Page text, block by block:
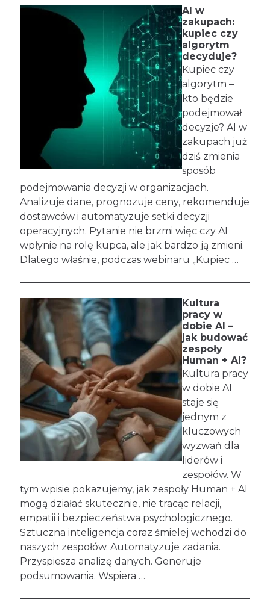
AI w
zakupach:
kupiec czy
algorytm
decyduje?
Kupiec czy
algorytm –
kto będzie
podejmował
decyzje? AI w
zakupach już
dziś zmienia
sposób
podejmowania decyzji w organizacjach.
Analizuje dane, prognozuje ceny, rekomenduje
dostawców i automatyzuje setki decyzji
operacyjnych. Pytanie nie brzmi więc czy AI
wpłynie na rolę kupca, ale jak bardzo ją zmieni.
Dlatego właśnie, podczas webinaru „Kupiec …
Kultura
pracy w
dobie AI –
jak budować
zespoły
Human + AI?
Kultura pracy
w dobie AI
staje się
jednym z
kluczowych
wyzwań dla
liderów i
zespołów. W
tym wpisie pokazujemy, jak zespoły Human + AI
mogą działać skutecznie, nie tracąc relacji,
empatii i bezpieczeństwa psychologicznego.
Sztuczna inteligencja coraz śmielej wchodzi do
naszych zespołów. Automatyzuje zadania.
Przyspiesza analizę danych. Generuje
podsumowania. Wspiera …